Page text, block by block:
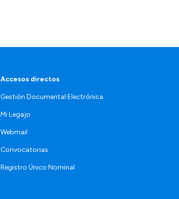
Accesos directos
Gestión Documental Electrónica
Mi Legajo
Webmail
Convocatorias
Registro Único Nominal